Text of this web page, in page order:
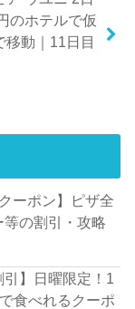
のホテルで仮
移動｜11日目
ーポン】ピザ全
の割引・攻略
引】日曜限定！1
食べれるクーポ